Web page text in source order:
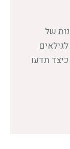
של
כיצד תדעו